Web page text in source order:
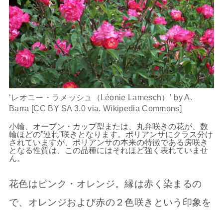
‘レオニー・ラメッシュ（Léonie Lamesch）’ by A.
Barra [CC BY SA 3.0 via. Wikipedia Commons]
小輪、オープン・カップ型または、丸弁咲きの花が、数
輪ほどの”連れ”咲きとなります。ポリアンサにクラス分け
されていますが、ポリアンサの本来の特徴である房咲き
となる性質は、この品種にはそれほど強く表れていませ
ん。
花色はピンク・オレンジ。縁は赤く染まるの
で、オレンジおよび赤の２色咲きという印象を